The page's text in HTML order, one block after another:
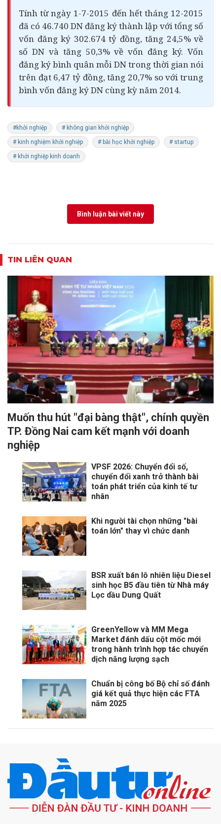
Tính từ ngày 1-7-2015 đến hết tháng 12-2015
đã có 46.740 DN đăng ký thành lập với tổng số
vốn đăng ký 302.674 tỷ đồng, tăng 24,5% về
số DN và tăng 50,3% về vốn đăng ký. Vốn
đăng ký bình quân mỗi DN trong thời gian nói
trên đạt 6,47 tỷ đồng, tăng 20,7% so với trung
bình vốn đăng ký DN cùng kỳ năm 2014.
#khởi nghiệp # không gian khởi nghiệp
# kinh nghiệm khởi nghiệp # bài học khởi nghiệp # startup
# khởi nghiệp kinh doanh
Bình luận bài viết này
TIN LIÊN QUAN
Muốn thu hút "đại bàng thật", chính quyền
TP. Đồng Nai cam kết mạnh với doanh
nghiệp
VPSF 2026: Chuyển đổi số,
chuyển đổi xanh trở thành bài
toán phát triển của kinh tế tư
nhân
Khi người tài chọn những "bài
toán lớn" thay vì chức danh
BSR xuất bán lô nhiên liệu Diesel
sinh học B5 đầu tiên từ Nhà máy
Lọc dầu Dung Quất
GreenYellow và MM Mega
Market đánh dấu cột mốc mới
trong hành trình hợp tác chuyển
dịch năng lượng sạch
Chuẩn bị công bố Bộ chỉ số đánh
giá kết quả thực hiện các FTA
năm 2025